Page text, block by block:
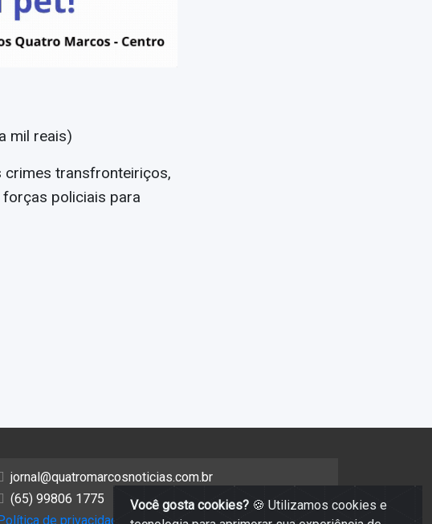
mil reais)
crimes transfronteiriços,
policiais para
jornal@quatromarcosnoticias.com.br
(65) 99806 1775
Política de privacidade
Você gosta cookies? 🍪 Utilizamos cookies e